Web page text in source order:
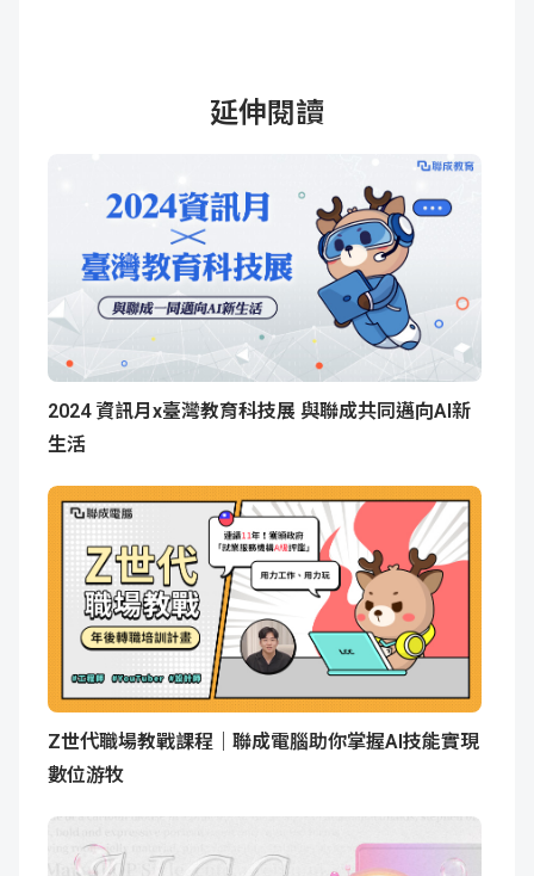
延伸閱讀
2024 資訊月x臺灣教育科技展 與聯成共同邁向AI新
生活
Z世代職場教戰課程｜聯成電腦助你掌握AI技能實現
數位游牧